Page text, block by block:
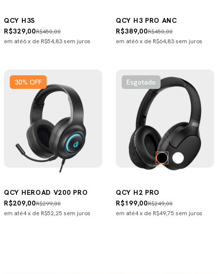
QCY H3S
R$450,00
R$329,00
em até6x de R$54,83sem juros
QCY H3 PRO ANC
R$450,00
R$389,00
em até6x de R$64,83sem juros
30% OFF
QCY HEROAD V200 PRO
R$299,00
R$209,00
em até4x de R$52,25 sem juros
Esgotado
QCY H2 PRO
R$249,00
R$199,00
em até4x de R$49,75 sem juros